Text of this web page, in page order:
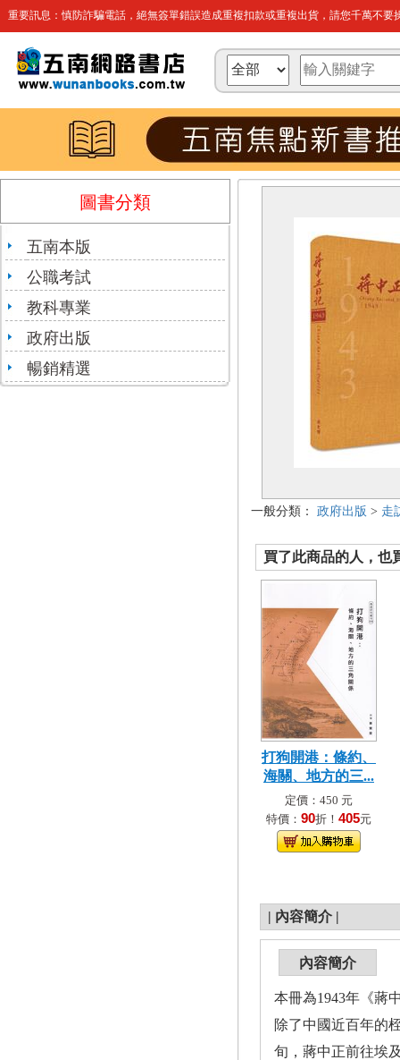
重要訊息：慎防詐騙電話，絕無簽單錯誤造成重複扣款或重複出貨，請您千萬不要
圖書分類
五南本版
公職考試
教科專業
政府出版
暢銷精選
一般分類： 政府出版 > 走
買了此商品的人，也
打狗開港：條約、
海關、地方的三...
定價：450 元
特價： 90折！ 405元
| 內容簡介 |
內容簡介
本冊為1943年《蔣
除了中國近百年的
旬，蔣中正前往埃